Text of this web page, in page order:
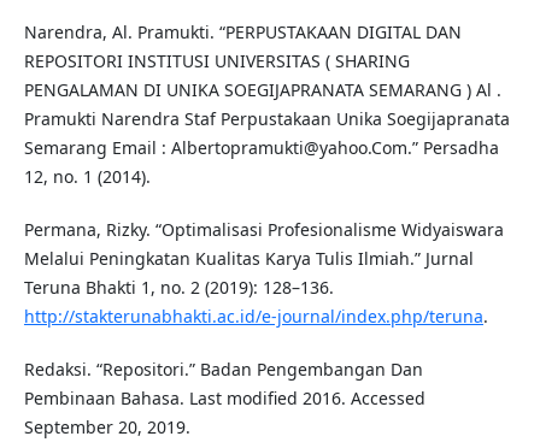
Narendra, Al. Pramukti. “PERPUSTAKAAN DIGITAL DAN
REPOSITORI INSTITUSI UNIVERSITAS ( SHARING
PENGALAMAN DI UNIKA SOEGIJAPRANATA SEMARANG ) Al .
Pramukti Narendra Staf Perpustakaan Unika Soegijapranata
Semarang Email : Albertopramukti@yahoo.Com.” Persadha
12, no. 1 (2014).
Permana, Rizky. “Optimalisasi Profesionalisme Widyaiswara
Melalui Peningkatan Kualitas Karya Tulis Ilmiah.” Jurnal
Teruna Bhakti 1, no. 2 (2019): 128–136.
http://stakterunabhakti.ac.id/e-journal/index.php/teruna.
Redaksi. “Repositori.” Badan Pengembangan Dan
Pembinaan Bahasa. Last modified 2016. Accessed
September 20, 2019.